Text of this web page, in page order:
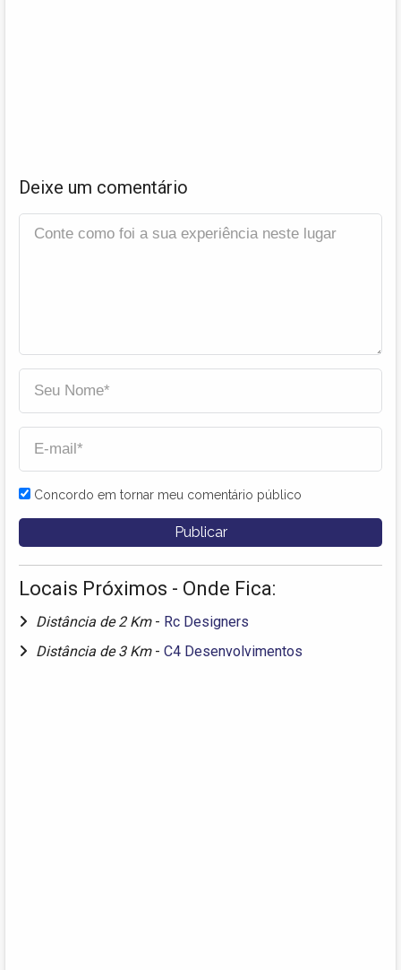
Deixe um comentário
Concordo em tornar meu comentário público
Locais Próximos - Onde Fica:
Distância de 2 Km - Rc Designers
Distância de 3 Km - C4 Desenvolvimentos